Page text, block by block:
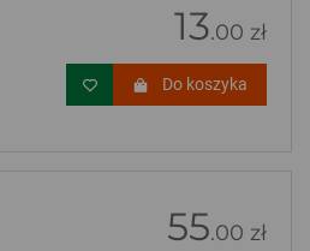
13.00 zł
Do koszyka
55.00 zł